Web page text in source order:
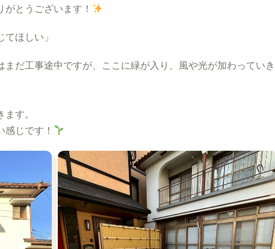
とうございます！
ほしい」
だ工事途中ですが、ここに緑が入り、風や光が加わっていき
す。
じです！